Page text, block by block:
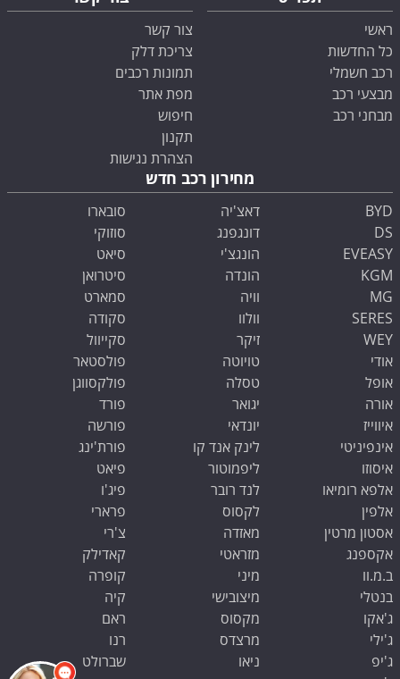
ראשי
כל החדשות
רכב חשמלי
מבצעי רכב
מבחני רכב
צור קשר
צריכת דלק
תמונות רכבים
מפת אתר
חיפוש
תקנון
הצהרת נגישות
מחירון רכב חדש
BYD
DS
EVEASY
KGM
MG
SERES
WEY
אודי
אופל
אורה
איווייז
אינפיניטי
איסוזו
אלפא רומיאו
אלפין
אסטון מרטין
אקספנג
ב.מ.וו
בנטלי
ג'אקו
ג'ילי
ג'יפ
דאצ'יה
דונגפנג
הונגצ'י
הונדה
וויה
וולוו
זיקר
טויוטה
טסלה
יגואר
יונדאי
לינק אנד קו
ליפמוטור
לנד רובר
לקסוס
מאזדה
מזראטי
מיני
מיצובישי
מקסוס
מרצדס
ניאו
סובארו
סוזוקי
סיאט
סיטרואן
סמארט
סקודה
סקייוול
פולסטאר
פולקסווגן
פורד
פורשה
פורת'ינג
פיאט
פיג'ו
פרארי
צ'רי
קאדילק
קופרה
קיה
ראם
רנו
שברולט